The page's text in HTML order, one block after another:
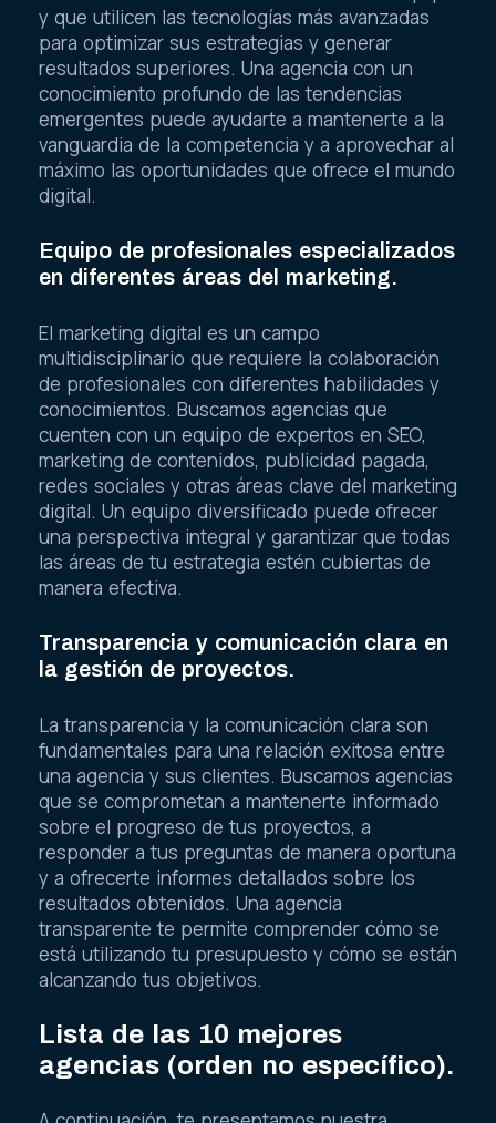
y que utilicen las tecnologías más avanzadas
para optimizar sus estrategias y generar
resultados superiores. Una agencia con un
conocimiento profundo de las tendencias
emergentes puede ayudarte a mantenerte a la
vanguardia de la competencia y a aprovechar al
máximo las oportunidades que ofrece el mundo
digital.
Equipo de profesionales especializados
en diferentes áreas del marketing.
El marketing digital es un campo
multidisciplinario que requiere la colaboración
de profesionales con diferentes habilidades y
conocimientos. Buscamos agencias que
cuenten con un equipo de expertos en SEO,
marketing de contenidos, publicidad pagada,
redes sociales y otras áreas clave del marketing
digital. Un equipo diversificado puede ofrecer
una perspectiva integral y garantizar que todas
las áreas de tu estrategia estén cubiertas de
manera efectiva.
Transparencia y comunicación clara en
la gestión de proyectos.
La transparencia y la comunicación clara son
fundamentales para una relación exitosa entre
una agencia y sus clientes. Buscamos agencias
que se comprometan a mantenerte informado
sobre el progreso de tus proyectos, a
responder a tus preguntas de manera oportuna
y a ofrecerte informes detallados sobre los
resultados obtenidos. Una agencia
transparente te permite comprender cómo se
está utilizando tu presupuesto y cómo se están
alcanzando tus objetivos.
Lista de las 10 mejores
agencias (orden no específico).